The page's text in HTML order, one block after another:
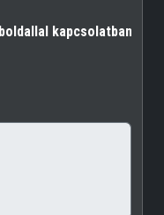
kapcsolatban